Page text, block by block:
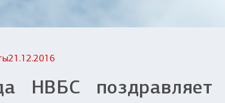
21.12.2016
НВБС